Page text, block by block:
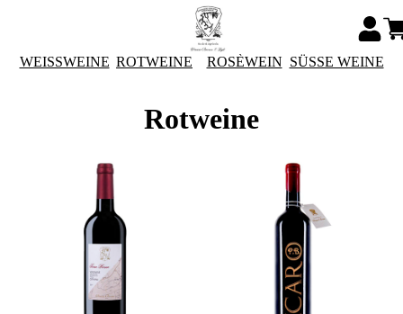
WEISSWEINE ROTWEINE ROSÈWEIN SÜSSE WEINE
Rotweine